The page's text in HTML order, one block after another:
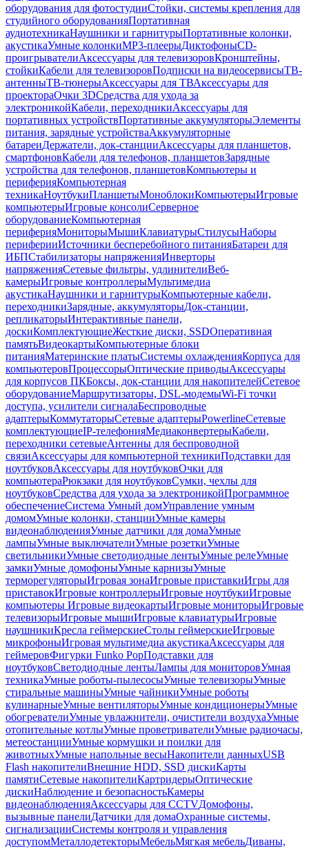
оборудования для фотостудииСтойки, системы крепления для
студийного оборудованияПортативная
аудиотехникаНаушники и гарнитурыПортативные колонки,
акустикаУмные колонкиMP3-плеерыДиктофоныCD-
проигрывателиАксессуары для телевизоровКронштейны,
стойкиКабели для телевизоровПодписки на видеосервисыТВ-
антенныТВ-тюнерыАксессуары для ТВАксессуары для
проектораОчки 3DСредства для ухода за
электроникойКабели, переходникиАксессуары для
портативных устройствПортативные аккумуляторыЭлементы
питания, зарядные устройстваАккумуляторные
батареиДержатели, док-станцииАксессуары для планшетов,
смартфоновКабели для телефонов, планшетовЗарядные
устройства для телефонов, планшетовКомпьютеры и
периферияКомпьютерная
техникаНоутбукиПланшетыМоноблокиКомпьютерыИгровые
компьютерыИгровые консолиСерверное
оборудованиеКомпьютерная
периферияМониторыМышиКлавиатурыСтилусыНаборы
периферииИсточники бесперебойного питанияБатареи для
ИБПСтабилизаторы напряженияИнверторы
напряженияСетевые фильтры, удлинителиВеб-
камерыИгровые контроллерыМультимедиа
акустикаНаушники и гарнитурыКомпьютерные кабели,
переходникиЗарядные, аккумуляторыДок-станции,
репликаторыИнтерактивные панели,
доскиКомплектующиеЖесткие диски, SSDОперативная
памятьВидеокартыКомпьютерные блоки
питанияМатеринские платыСистемы охлажденияКорпуса для
компьютеровПроцессорыОптические приводыАксессуары
для корпусов ПКБоксы, док-станции для накопителейСетевое
оборудованиеМаршрутизаторы, DSL-модемыWi-Fi точки
доступа, усилители сигналаБеспроводные
адаптерыКоммутаторыСетевые адаптерыPowerlineСетевые
комплектующиеIP-телефонияМедиаконвертерыКабели,
переходники сетевыеАнтенны для беспроводной
связиАксессуары для компьютерной техникиПодставки для
ноутбуковАксессуары для ноутбуковОчки для
компьютераРюкзаки для ноутбуковСумки, чехлы для
ноутбуковСредства для ухода за электроникойПрограммное
обеспечениеСистема Умный домУправление умным
домомУмные колонки, станцииУмные камеры
видеонаблюденияУмные датчики для домаУмные
лампыУмные выключателиУмные розеткиУмные
светильникиУмные светодиодные лентыУмные релеУмные
замкиУмные домофоныУмные карнизыУмные
терморегуляторыИгровая зонаИгровые приставкиИгры для
приставокИгровые контроллерыИгровые ноутбукиИгровые
компьютеры Игровые видеокартыИгровые мониторыИгровые
телевизорыИгровые мышиИгровые клавиатурыИгровые
наушникиКресла геймерскиеСтолы геймерскиеИгровые
микрофоныИгровая мультимедиа акустикаАксессуары для
геймеровФигурки Funko PopПодставки для
ноутбуковСветодиодные лентыЛампы для мониторовУмная
техникаУмные роботы-пылесосыУмные телевизорыУмные
стиральные машиныУмные чайникиУмные роботы
кулинарныеУмные вентиляторыУмные кондиционерыУмные
обогревателиУмные увлажнители, очистители воздухаУмные
отопительные котлыУмные проветривателиУмные радиочасы,
метеостанцииУмные кормушки и поилки для
животныхУмные напольные весыНакопители данныхUSB
Flash накопителиВнешние HDD, SSD дискиКарты
памятиСетевые накопителиКартридерыОптические
дискиНаблюдение и безопасностьКамеры
видеонаблюденияАксессуары для CCTVДомофоны,
вызывные панелиДатчики для домаОхранные системы,
сигнализацииСистемы контроля и управления
доступомМеталлодетекторыМебельМягкая мебельДиваны,